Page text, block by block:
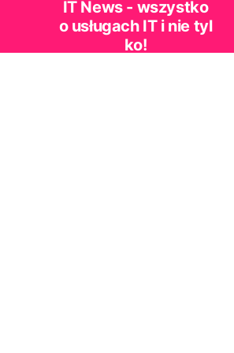
IT News - wszystko
o usługach IT i nie tyl
ko!